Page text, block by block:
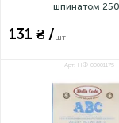
шпинатом
131 ₴ /шт
Арт: НФ-00001175